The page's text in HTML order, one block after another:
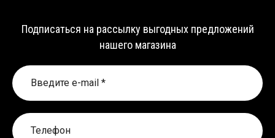
Подписаться на рассылку выгодных предложений
нашего магазина